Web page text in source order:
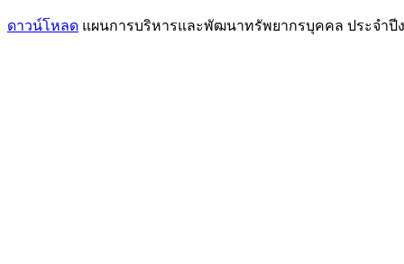
ดาวน์โหลด แผนการบริหารและพัฒนาทรัพยากรบุคคล ประจำปี